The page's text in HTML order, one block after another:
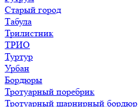
Старый город
Табула
Трилистник
ТРИО
Туртур
Урбан
Бордюры
Тротуарный поребрик
Тротуарный шарнирный бордюр